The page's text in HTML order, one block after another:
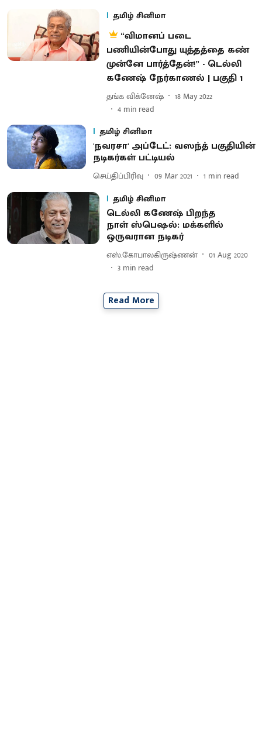
தமிழ் சினிமா
“விமானப் படை
பணியின்போது யுத்தத்தை கண்
முன்னே பார்த்தேன்!” - டெல்லி
கணேஷ் நேர்காணல் | பகுதி 1
தங்க விக்னேஷ்
18 May 2022
4 min read
தமிழ் சினிமா
'நவரசா' அப்டேட்: வஸந்த் பகுதியின்
நடிகர்கள் பட்டியல்
செய்திப்பிரிவு 09 Mar 2021 1 min read
தமிழ் சினிமா
டெல்லி கணேஷ் பிறந்த
நாள் ஸ்பெஷல்: மக்களில்
ஒருவரான நடிகர்
எஸ்.கோபாலகிருஷ்ணன்
01 Aug 2020
3 min read
Read More